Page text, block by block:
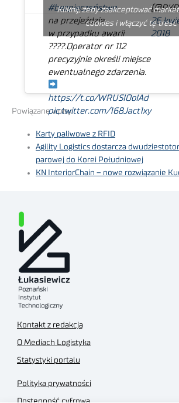
#bezpieczeństwo
na przejeździe
w przypadku awarii
????.Operator nr 112
precyzyjnie określi miejsce
ewentualnego zdarzenia.
https://t.co/WRUSIOoIAd
pic.twitter.com/168Jact1xy
26
2018
Kliknij, żeby zaakceptować
cookies i włączyć tę treść
Powiązane wpisy:
Karty paliwowe z RFID
Agility Logistics dostarcza
parowej do Korei Południowej
KN InteriorChain – nowe rozwiązanie
Kontakt z redakcją
O Mediach Logistyka
Statystyki portalu
Polityka prywatności